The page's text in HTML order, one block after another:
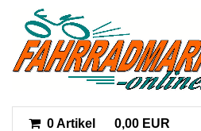
0 Artikel 0,00 EUR